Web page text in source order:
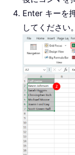
Enter キーを
してください。